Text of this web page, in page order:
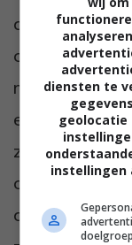
doe het altijd
online. En
maar zestien
een
zijn dat ik
contacten.
dat zij dat ook
diensten te
geolocatie
instellingen